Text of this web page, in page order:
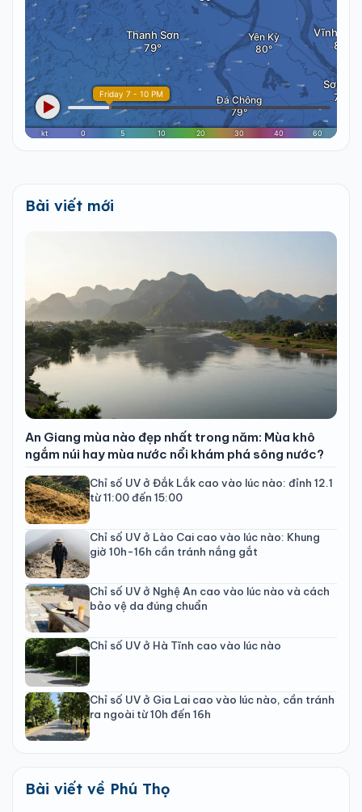
Bài viết mới
An Giang mùa nào đẹp nhất trong năm: Mùa khô
ngắm núi hay mùa nước nổi khám phá sông nước?
Chỉ số UV ở Đắk Lắk cao vào lúc nào: đỉnh 12.1
từ 11:00 đến 15:00
Chỉ số UV ở Lào Cai cao vào lúc nào: Khung
giờ 10h-16h cần tránh nắng gắt
Chỉ số UV ở Nghệ An cao vào lúc nào và cách
bảo vệ da đúng chuẩn
Chỉ số UV ở Hà Tĩnh cao vào lúc nào
Chỉ số UV ở Gia Lai cao vào lúc nào, cần tránh
ra ngoài từ 10h đến 16h
Bài viết về Phú Thọ